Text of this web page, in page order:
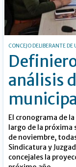
CONCEJO DELIBERANTE DE
análisis
El cronograma de
largo de la próxima
de noviembre,
Sindicatura y
concejales la